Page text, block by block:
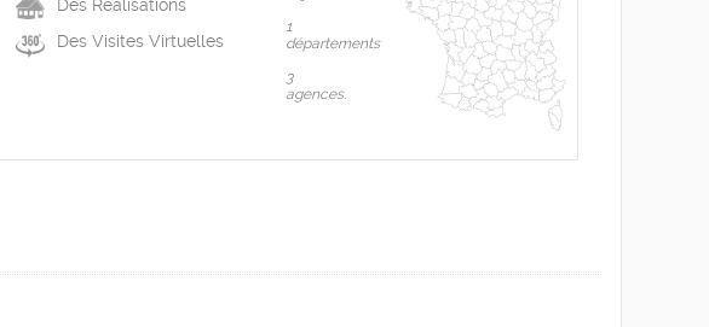
Des Réalisations
Des Visites Virtuelles
1
départements
3
agences.